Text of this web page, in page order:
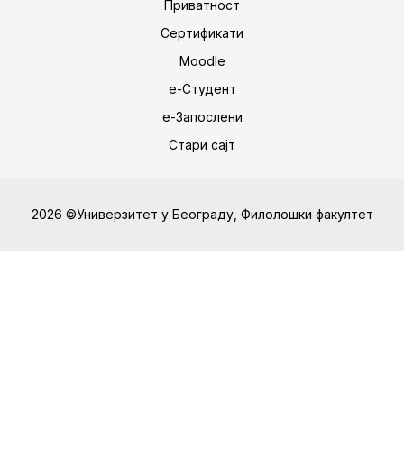
Приватност
Сертификати
Moodle
е-Студент
е-Запослени
Стари сајт
2026 ©Универзитет у Београду, Филолошки факултет